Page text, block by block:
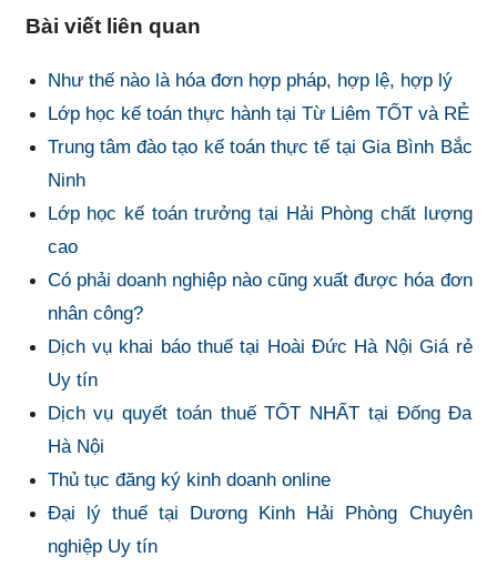
Bài viết liên quan
Như thế nào là hóa đơn hợp pháp, hợp lệ, hợp lý
Lớp học kế toán thực hành tại Từ Liêm TỐT và RẺ
Trung tâm đào tạo kế toán thực tế tại Gia Bình Bắc
Ninh
Lớp học kế toán trưởng tại Hải Phòng chất lượng
cao
Có phải doanh nghiệp nào cũng xuất được hóa đơn
nhân công?
Dịch vụ khai báo thuế tại Hoài Đức Hà Nội Giá rẻ
Uy tín
Dịch vụ quyết toán thuế TỐT NHẤT tại Đống Đa
Hà Nội
Thủ tục đăng ký kinh doanh online
Đại lý thuế tại Dương Kinh Hải Phòng Chuyên
nghiệp Uy tín